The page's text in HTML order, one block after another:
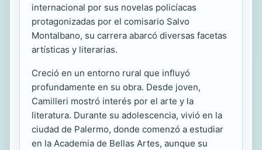
internacional por sus novelas policíacas
protagonizadas por el comisario Salvo
Montalbano, su carrera abarcó diversas facetas
artísticas y literarias.
Creció en un entorno rural que influyó
profundamente en su obra. Desde joven,
Camilleri mostró interés por el arte y la
literatura. Durante su adolescencia, vivió en la
ciudad de Palermo, donde comenzó a estudiar
en la Academia de Bellas Artes, aunque su